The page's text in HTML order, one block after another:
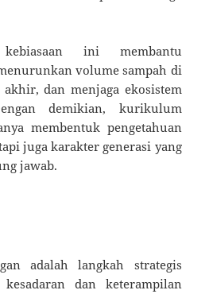
ini membantu
volume sampah di
akhir, dan menjaga ekosistem
demikian, kurikulum
membentuk pengetahuan
juga karakter generasi yang
jawab.
adalah langkah strategis
dan keterampilan